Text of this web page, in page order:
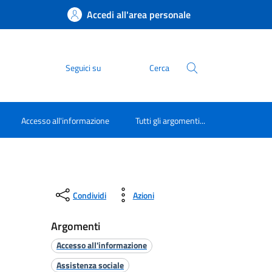
Accedi all'area personale
Seguici su Cerca
Accesso all'informazione Tutti gli argomenti...
Condividi Azioni
Argomenti
Accesso all'informazione
Assistenza sociale